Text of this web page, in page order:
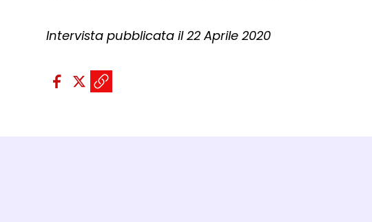
Intervista pubblicata il 22 Aprile 2020
Condividi sui social:
Condividi su Facebook - apre una
Condividi su X - apre una nuova
Copia il link e condividi - apre